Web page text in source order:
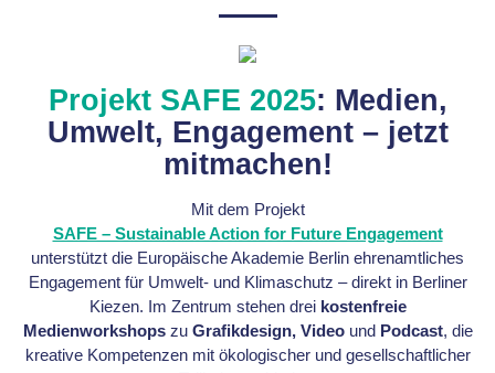
Projekt SAFE 2025: Medien,
Umwelt, Engagement – jetzt
mitmachen!
Mit dem Projekt
SAFE – Sustainable Action for Future Engagement
unterstützt die Europäische Akademie Berlin ehrenamtliches
Engagement für Umwelt- und Klimaschutz – direkt in Berliner
Kiezen. Im Zentrum stehen drei kostenfreie
Medienworkshopszu Grafikdesign, Videound Podcast, die
kreative Kompetenzen mit ökologischer und gesellschaftlicher